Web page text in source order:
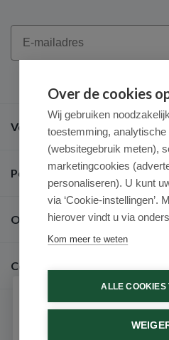
Email
Veel gestelde vragen
Populaire merken
Over ons
Contact
Over de cookies
Wij gebruiken
toestemming, analytische
(websitegebruik meten),
marketingcookies
personaliseren). U kunt
via ‘Cookie-instellingen’.
hierover vindt u via
Kom meer te weten
ALLE COOKIES
Schrijf je in voor
Ontvang als eerste de beste